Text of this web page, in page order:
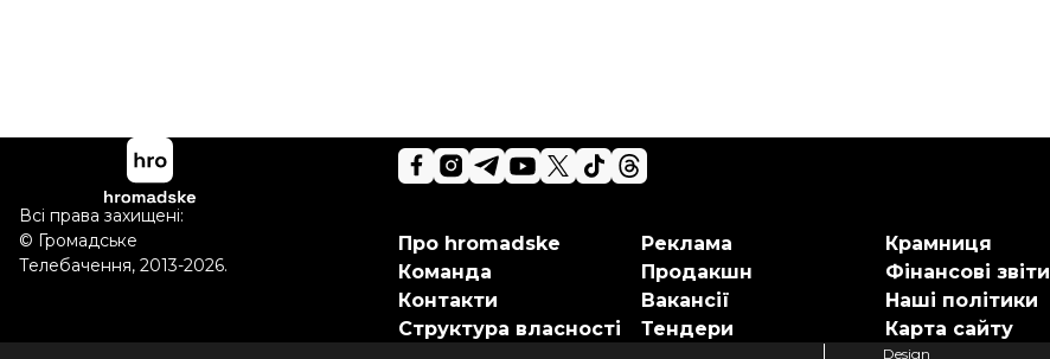
Про hromadske
Команда
Контакти
Структура власності
Реклама
Продакшн
Вакансії
Тендери
Крамниця
Фінансові звіти
Наші політики
Карта сайту
Всі права захищені:
© Громадське
Телебачення, 2013-2026.
Design